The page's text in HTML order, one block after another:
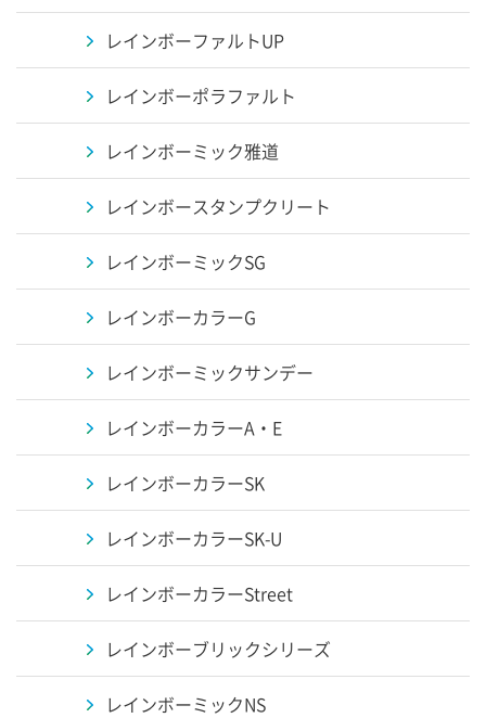
レインボーファルトUP
レインボーポラファルト
レインボーミック雅道
レインボースタンプクリート
レインボーミックSG
レインボーカラーG
レインボーミックサンデー
レインボーカラーA・E
レインボーカラーSK
レインボーカラーSK-U
レインボーカラーStreet
レインボーブリックシリーズ
レインボーミックNS